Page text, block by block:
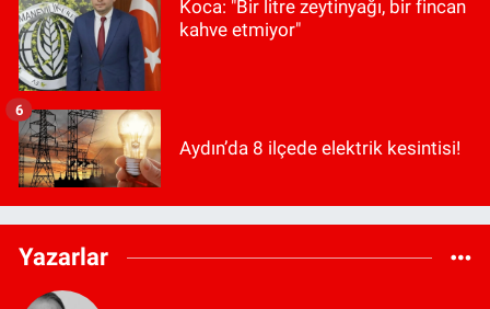
Koca: "Bir litre zeytinyağı, bir fincan
kahve etmiyor"
Aydın’da 8 ilçede elektrik kesintisi!
6
Yazarlar